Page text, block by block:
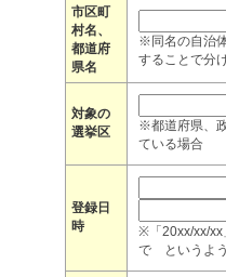
市区町
村名、
都道府
県名
※同名の自治
することで分
対象の
選挙区
※都道府県、
ている場合
登録日
時
※「20xx/xx/
で というよう